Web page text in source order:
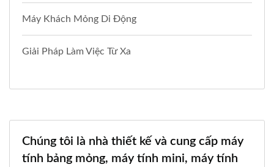
Máy Khách Mỏng Di Động
Giải Pháp Làm Việc Từ Xa
Chúng tôi là nhà thiết kế và cung cấp máy
tính bảng mỏng, máy tính mini, máy tính